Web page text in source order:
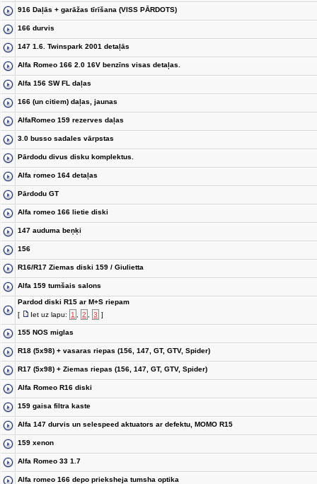
916 Daļās + garāžas tīrīšana (VISS PĀRDOTS)
166 durvis
147 1.6. Twinspark 2001 detaļās
Alfa Romeo 166 2.0 16V benzīns visas detaļas.
Alfa 156 SW FL daļas
166 (un citiem) daļas, jaunas
AlfaRomeo 159 rezerves daļas
3.0 busso sadales vārpstas
Pārdodu divus disku komplektus.
Alfa romeo 164 detaļas
Pārdodu GT
Alfa romeo 166 lietie diski
147 auduma beņķi
156
R16/R17 Ziemas diski 159 / Giulietta
Alfa 159 tumšais salons
Pardod diski R15 ar M+S riepam
[
Iet uz lapu: 1 2 3 ]
155 NOS miglas
R18 (5x98) + vasaras riepas (156, 147, GT, GTV, Spider)
R17 (5x98) + Ziemas riepas (156, 147, GT, GTV, Spider)
Alfa Romeo R16 diski
159 gaisa filtra kaste
Alfa 147 durvis un selespeed aktuators ar defektu, MOMO R15
159 xenon
Alfa Romeo 33 1.7
Alfa romeo 166 depo prieksheja tumsha optika